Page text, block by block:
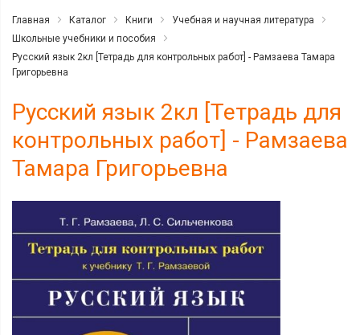
Главная Каталог Книги
Учебная и научная литература
Школьные учебники и пособия
Русский язык 2кл [Тетрадь для контрольных работ] - Рамзаева Тамара
Григорьевна
Русский язык 2кл [Тетрадь для
контрольных работ] - Рамзаева
Тамара Григорьевна